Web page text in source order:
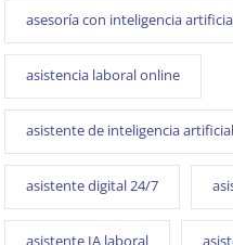
asesoría con inteligencia
asistencia laboral online
asistente de inteligencia artificial
asistente digital 24/7
asistente IA laboral